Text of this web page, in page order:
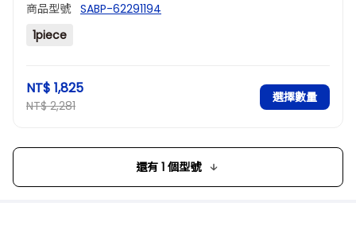
商品型號 SABP-62291194
1piece
NT$ 1,825
NT$ 2,281
選擇數量
還有 1 個型號